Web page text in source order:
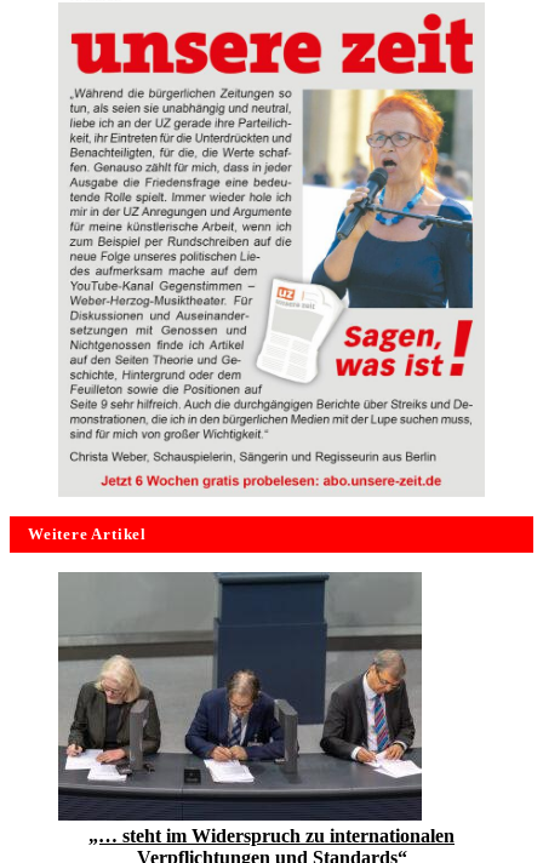
Weitere Artikel
„… steht im Widerspruch zu internationalen
Verpflichtungen und Standards“